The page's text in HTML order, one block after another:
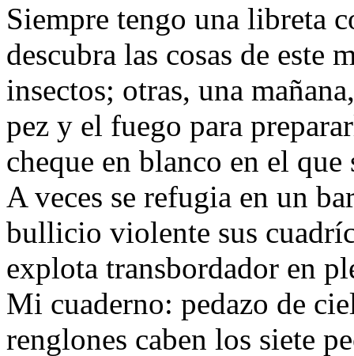
Siempre tengo una libreta
descubra las cosas de este
insectos; otras, una
pez y el fuego para
cheque en blanco en el
A veces se refugia en un
bullicio violente sus
explota transbordador en
Mi cuaderno: pedazo de
renglones caben los siete